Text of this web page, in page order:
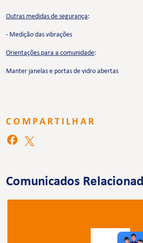
Outras medidas de segurança:
- Medição das vibrações
Orientações para a comunidade:
Manter janelas e portas de vidro abertas
COMPARTILHAR
Comunicados